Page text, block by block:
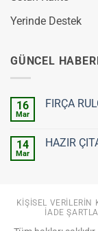
Yerinde Destek
GÜNCEL
16
Mar
FIRÇA
RULO
14
Mar
HAZIR
KIŞISEL VERILERIN
İADE